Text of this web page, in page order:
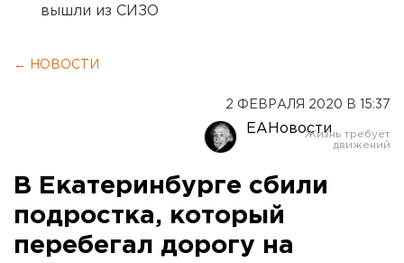
вышли из СИЗО
← НОВОСТИ
2 ФЕВРАЛЯ 2020 В 15:37
ЕАНовости
В Екатеринбурге сбили
подростка, который
перебегал дорогу на